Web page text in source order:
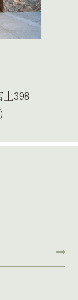
398